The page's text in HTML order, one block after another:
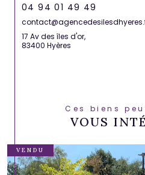
04 94 01 49 49
17 Av des îles d'or,
83400 Hyères
Ces biens
VOUS
VENDU